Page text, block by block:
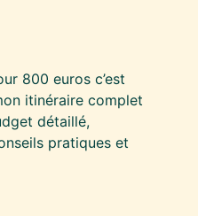
800 euros c’est
itinéraire complet
détaillé,
pratiques et